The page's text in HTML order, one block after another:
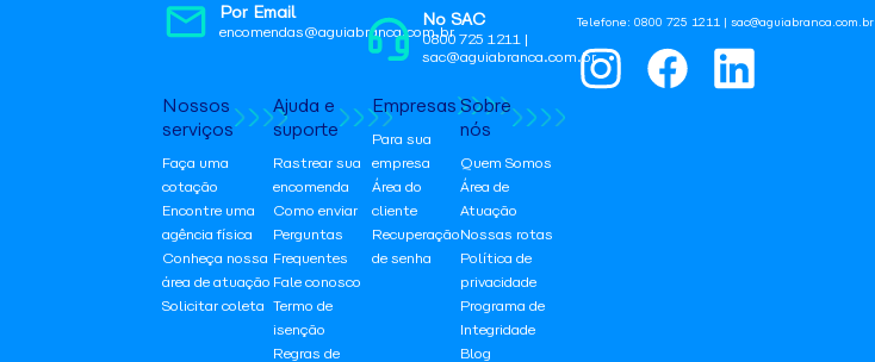
Telefone: 0800 725 1211 | sac@aguiabranca.com.br
Por Email
encomendas@aguiabranca.com.br
No SAC
0800 725 1211 |
sac@aguiabranca.com.br
Nossos
serviços
Faça uma
cotação
Encontre uma
agência física
Conheça nossa
área de atuação
Solicitar coleta
Ajuda e
suporte
Rastrear sua
encomenda
Como enviar
Perguntas
Frequentes
Fale conosco
Termo de
isenção
Regras de
Empresas
Para sua
empresa
Área do
cliente
Recuperação
de senha
Sobre
nós
Quem Somos
Área de
Atuação
Nossas rotas
Política de
privacidade
Programa de
Integridade
Blog